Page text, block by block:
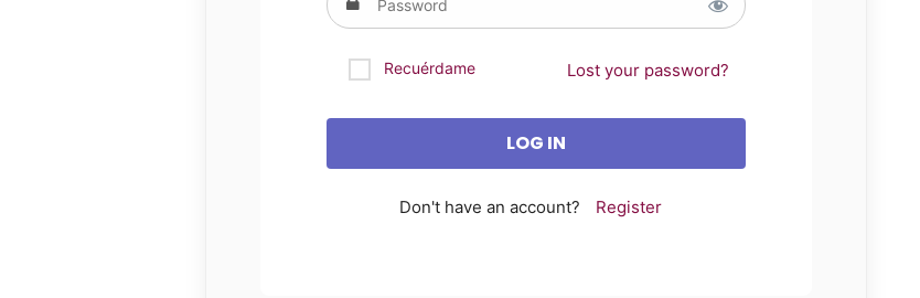
Recuérdame Lost your password?
Don't have an account? Register